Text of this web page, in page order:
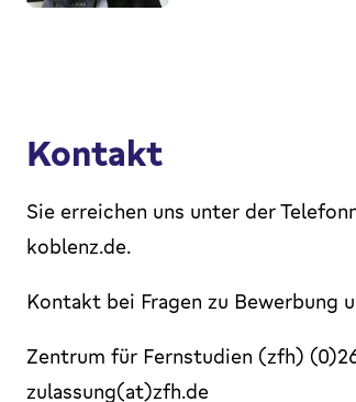
Kontakt
Sie erreichen uns unter der
koblenz.de.
Kontakt bei Fragen zu Bewerbung
Zentrum für Fernstudien (zfh)
zulassung(at)zfh.de